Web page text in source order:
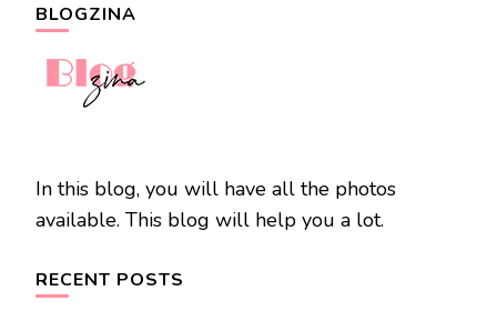
BLOGZINA
In this blog, you will have all the photos
available. This blog will help you a lot.
RECENT POSTS